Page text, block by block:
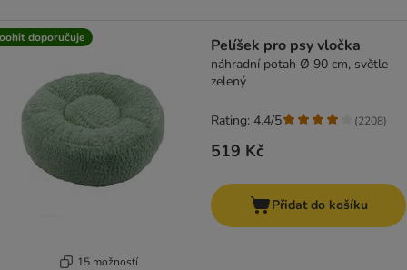
doporučuje
15 možností
Pelíšek pro psy vločka
náhradní potah Ø 90 cm, světle
zelený
519 Kč
Rating: 4.4/5 (2208)
Přidat do košíku